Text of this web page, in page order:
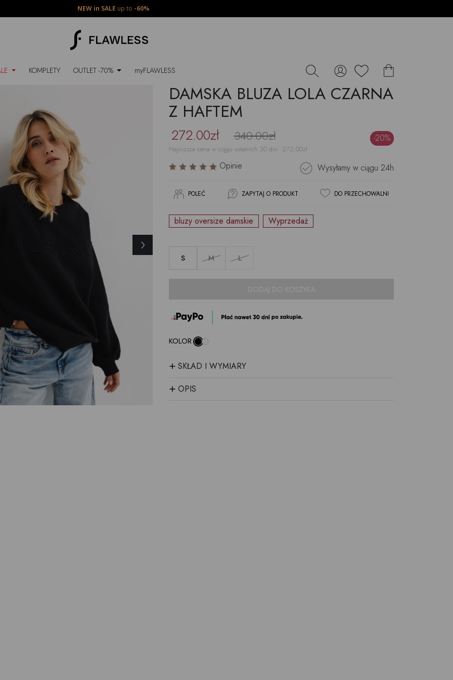
NEW in SALE up to -60%
KOMPLETY OUTLET -70% myFLAWLESS
-20%
›
DAMSKA BLUZA LOLA CZARNA
Z HAFTEM
272.00zł 340.00zł -20%
Najniższa cena w ciągu ostatnich 30 dni: 272,00zł
Opinie Wysyłamy w ciągu 24h
POLEĆ ZAPYTAJ O PRODUKT DO PRZECHOWALNI
bluzy oversize damskie Wyprzedaż
S M L
DODAJ DO KOSZYKA
KOLOR
+ SKŁAD I WYMIARY
+ OPIS